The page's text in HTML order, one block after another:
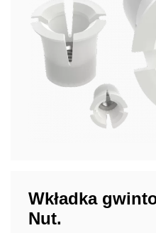
Wkładka
Nut.